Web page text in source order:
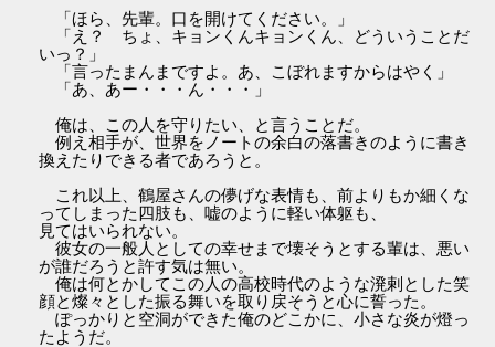
「ほら、先輩。口を開けてください。」
「え？ ちょ、キョンくんキョンくん、どういうことだ
いっ？」
「言ったまんまですよ。あ、こぼれますからはやく」
「あ、あー・・・ん・・・」
俺は、この人を守りたい、と言うことだ。
例え相手が、世界をノートの余白の落書きのように書き
換えたりできる者であろうと。
これ以上、鶴屋さんの儚げな表情も、前よりもか細くな
ってしまった四肢も、嘘のように軽い体躯も、
見てはいられない。
彼女の一般人としての幸せまで壊そうとする輩は、悪い
が誰だろうと許す気は無い。
俺は何とかしてこの人の高校時代のような溌剌とした笑
顔と燦々とした振る舞いを取り戻そうと心に誓った。
ぽっかりと空洞ができた俺のどこかに、小さな炎が燈っ
たようだ。